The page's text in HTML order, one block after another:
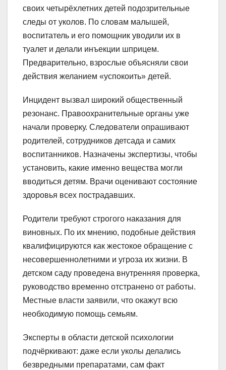
своих четырёхлетних детей подозрительные
следы от уколов. По словам малышей,
воспитатель и его помощник уводили их в
туалет и делали инъекции шприцем.
Предварительно, взрослые объясняли свои
действия желанием «успокоить» детей.
Инцидент вызвал широкий общественный
резонанс. Правоохранительные органы уже
начали проверку. Следователи опрашивают
родителей, сотрудников детсада и самих
воспитанников. Назначены экспертизы, чтобы
установить, какие именно вещества могли
вводиться детям. Врачи оценивают состояние
здоровья всех пострадавших.
Родители требуют строгого наказания для
виновных. По их мнению, подобные действия
квалифицируются как жестокое обращение с
несовершеннолетними и угроза их жизни. В
детском саду проведена внутренняя проверка,
руководство временно отстранено от работы.
Местные власти заявили, что окажут всю
необходимую помощь семьям.
Эксперты в области детской психологии
подчёркивают: даже если уколы делались
безвредными препаратами, сам факт